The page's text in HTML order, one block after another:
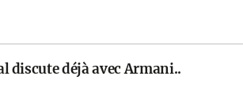
discute déjà avec Armani..